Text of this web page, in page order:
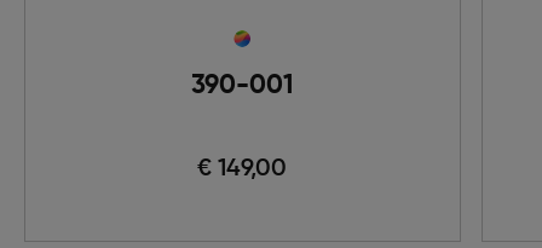
390-001
€ 149,00